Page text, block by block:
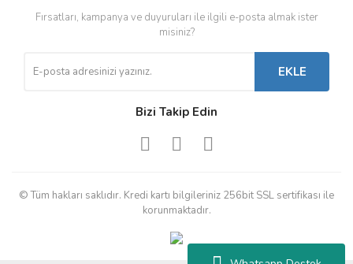
Fırsatları, kampanya ve duyuruları ile ilgili e-posta almak ister
misiniz?
EKLE
Bizi Takip Edin
© Tüm hakları saklıdır. Kredi kartı bilgileriniz 256bit SSL sertifikası ile
korunmaktadır.